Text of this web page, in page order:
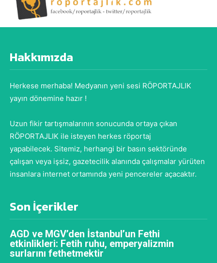
Hakkımızda
Herkese merhaba! Medyanın yeni sesi RÖPORTAJLIK
yayın dönemine hazır !
Uzun fikir tartışmalarının sonucunda ortaya çıkan
RÖPORTAJLIK ile isteyen herkes röportaj
yapabilecek. Sitemiz, herhangi bir basın sektöründe
çalışan veya işsiz, gazetecilik alanında çalışmalar yürüten
insanlara internet ortamında yeni pencereler açacaktır.
Son İçerikler
AGD ve MGV’den İstanbul’un Fethi
etkinlikleri: Fetih ruhu, emperyalizmin
surlarını fethetmektir